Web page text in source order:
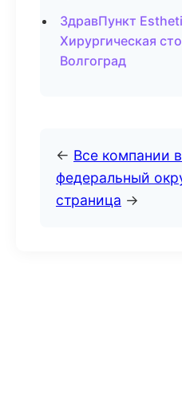
ЗдравПункт
Хирургическая
Волгоград
← Все компании
федеральный
страница →